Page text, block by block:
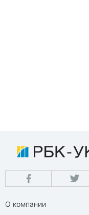
О компании